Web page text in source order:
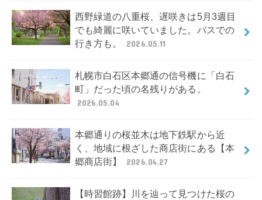
西野緑道の八重桜、遅咲きは5月3週目
でも綺麗に咲いていました。バスでの
行き方も。
2026.05.11
札幌市白石区本郷通の信号機に「白石
町」だった頃の名残りがある。
2026.05.04
本郷通りの桜並木は地下鉄駅から近
く、地域に根ざした商店街にある【本
郷商店街】
2026.04.27
【時習館跡】川を辿って見つけた桜の